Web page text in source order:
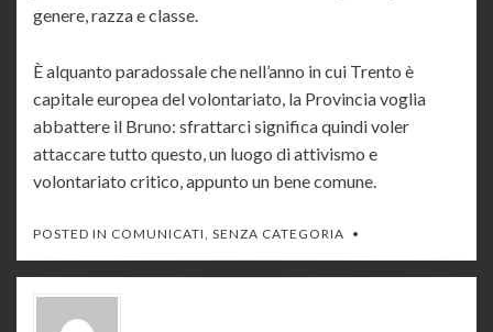
genere, razza e classe.
È alquanto paradossale che nell’anno in cui Trento è
capitale europea del volontariato, la Provincia voglia
abbattere il Bruno: sfrattarci significa quindi voler
attaccare tutto questo, un luogo di attivismo e
volontariato critico, appunto un bene comune.
POSTED IN COMUNICATI, SENZA CATEGORIA